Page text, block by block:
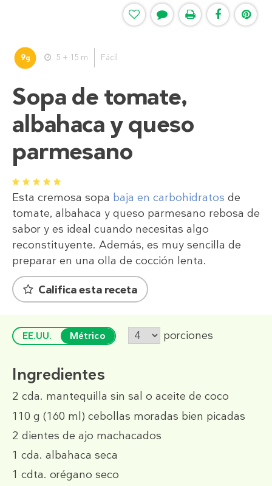
9g 5 + 15 m Fácil
Sopa de tomate,
albahaca y queso
parmesano
1 2 3 4 5
Esta cremosa sopa baja en carbohidratos de
tomate, albahaca y queso parmesano rebosa de
sabor y es ideal cuando necesitas algo
reconstituyente. Además, es muy sencilla de
preparar en una olla de cocción lenta.
Califica esta receta
EE.UU. Métrico porciones
Ingredientes
2 cda. mantequilla sin sal o aceite de coco
110 g (160 ml) cebollas moradas bien picadas
2 dientes de ajo machacados
1 cda. albahaca seca
1 cdta. orégano seco